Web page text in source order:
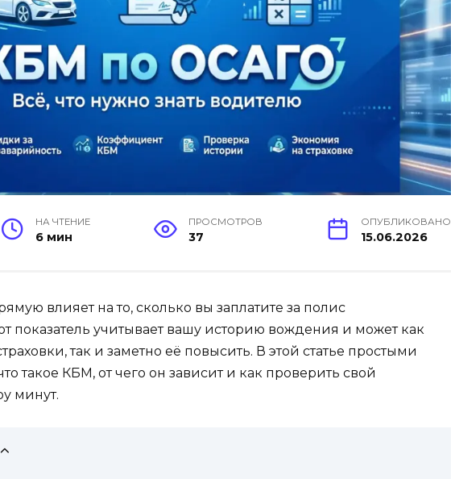
НА ЧТЕНИЕ
6 мин
ПРОСМОТРОВ
37
ОПУБЛИКОВАНО
15.06.2026
влияет на то, сколько вы заплатите за полис
показатель учитывает вашу историю вождения и может как
так и заметно её повысить. В этой статье простыми
такое КБМ, от чего он зависит и как проверить свой
минут.